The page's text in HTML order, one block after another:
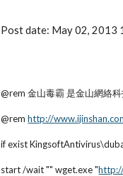
Post date: May 02, 2013
@rem 金山毒霸 是金山網絡
@rem http://
if exist
start /wait "" wget.exe "